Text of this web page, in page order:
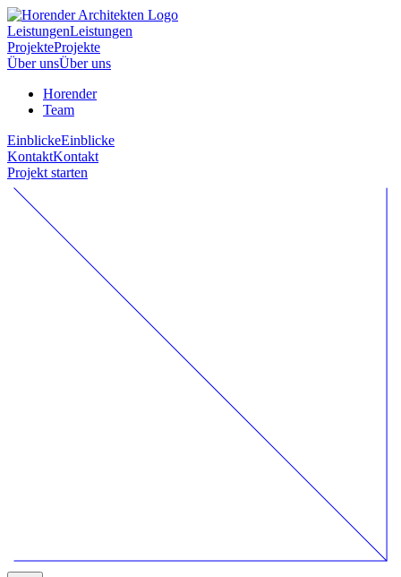
LeistungenLeistungen
ProjekteProjekte
Über unsÜber uns
Horender
Team
EinblickeEinblicke
KontaktKontakt
Projekt starten